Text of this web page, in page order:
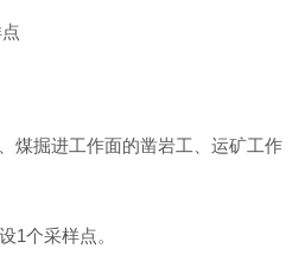
煤掘进工作面的凿岩工、运矿工作
1个采样点。